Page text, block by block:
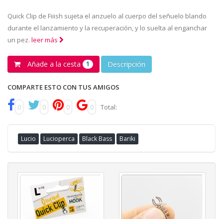
Quick Clip de Fiiish sujeta el anzuelo al cuerpo del señuelo blando
durante el lanzamiento y la recuperación, y lo suelta al enganchar
un pez. leer más
Añade a la cesta 1 Descripción
COMPARTE ESTO CON TUS AMIGOS
0 0 0 0 Total:
Lucio Lucioperca Black Bass Bariki